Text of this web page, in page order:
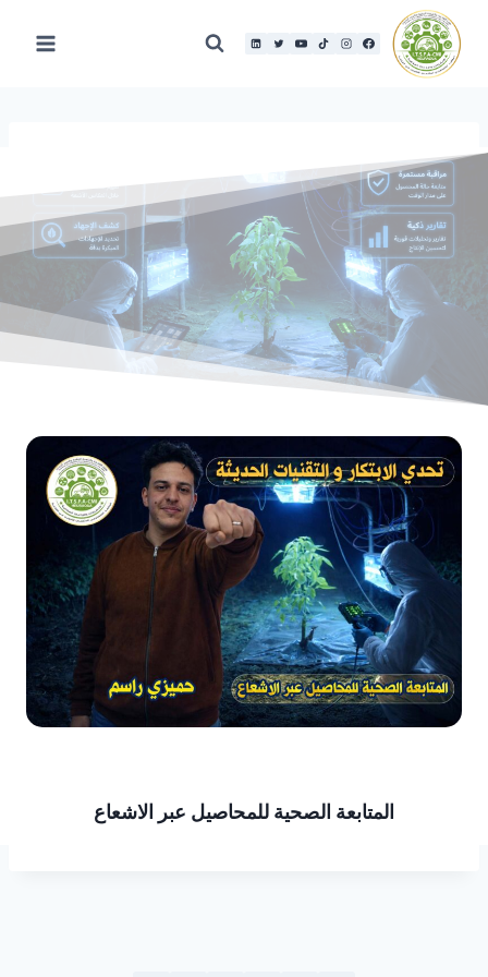
التجاوز
المحتوى
المتابعة الصحية للمحاصيل عبر الاشعاع